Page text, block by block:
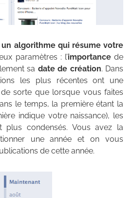
algorithme qui résume votre
paramètres : l’importancede
sa date de création. Dans
les plus récentes ont une
sorte que lorsque vous faites
le temps, la première étant la
indique votre naissance), les
plus condensés. Vous avez la
une année et on vous
de cette année.